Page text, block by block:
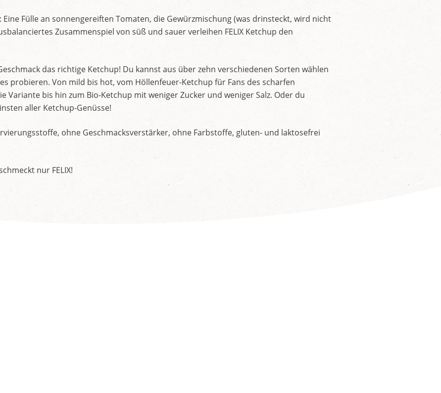
Eine Fülle an sonnengereiften Tomaten, die Gewürzmischung (was drinsteckt, wird nicht
Zusammenspiel von süß und sauer verleihen FELIX Ketchup den
das richtige Ketchup! Du kannst aus über zehn verschiedenen Sorten wählen
probieren. Von mild bis hot, vom Höllenfeuer-Ketchup für Fans des scharfen
Variante bis hin zum Bio-Ketchup mit weniger Zucker und weniger Salz. Oder du
aller Ketchup-Genüsse!
ohne Geschmacksverstärker, ohne Farbstoffe, gluten- und laktosefrei
nur FELIX!